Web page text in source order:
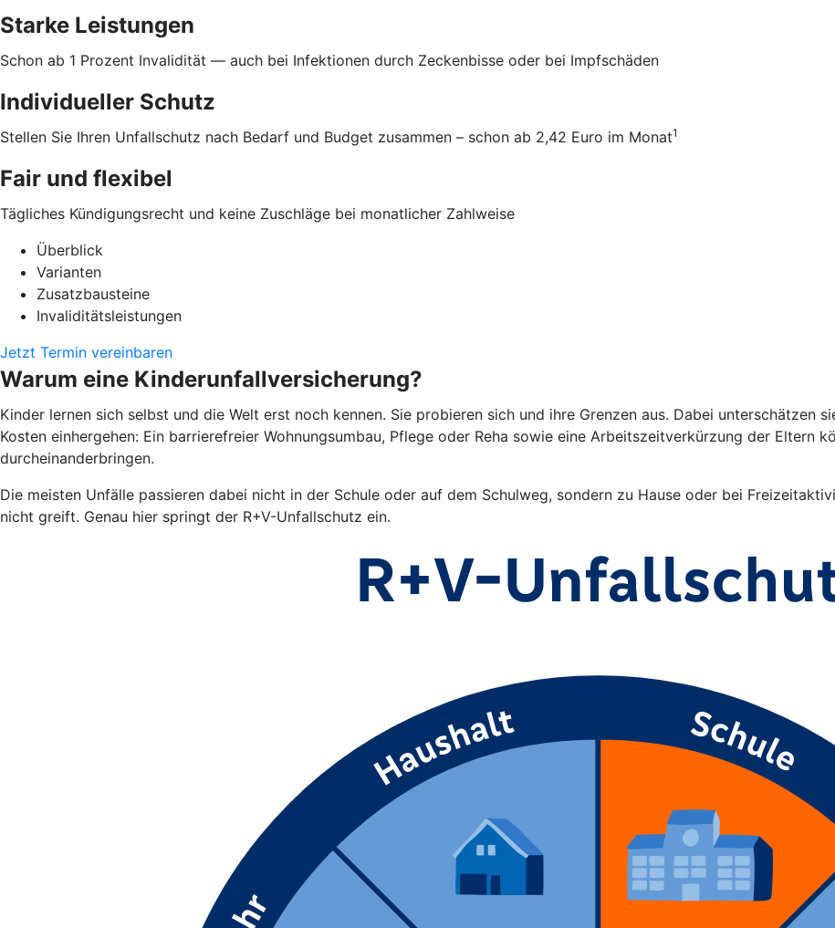
Starke Leistungen
Schon ab 1 Prozent Invalidität — auch bei Infektionen durch Zeckenbisse oder bei Impfschäden
Individueller Schutz
Stellen Sie Ihren Unfallschutz nach Bedarf und Budget zusammen – schon ab 2,42 Euro im Monat1
Fair und flexibel
Tägliches Kündigungsrecht und keine Zuschläge bei monatlicher Zahlweise
Überblick
Varianten
Zusatzbausteine
Invaliditätsleistungen
Jetzt Termin vereinbaren
Warum eine Kinderunfallversicherung?
Kinder lernen sich selbst und die Welt erst noch kennen. Sie probieren sich und ihre Grenzen aus. Dabei unterschätzen
Kosten einhergehen: Ein barrierefreier Wohnungsumbau, Pflege oder Reha sowie eine Arbeitszeitverkürzung der Eltern
durcheinanderbringen.
Die meisten Unfälle passieren dabei nicht in der Schule oder auf dem Schulweg, sondern zu Hause oder bei
nicht greift. Genau hier springt der R+V-Unfallschutz ein.